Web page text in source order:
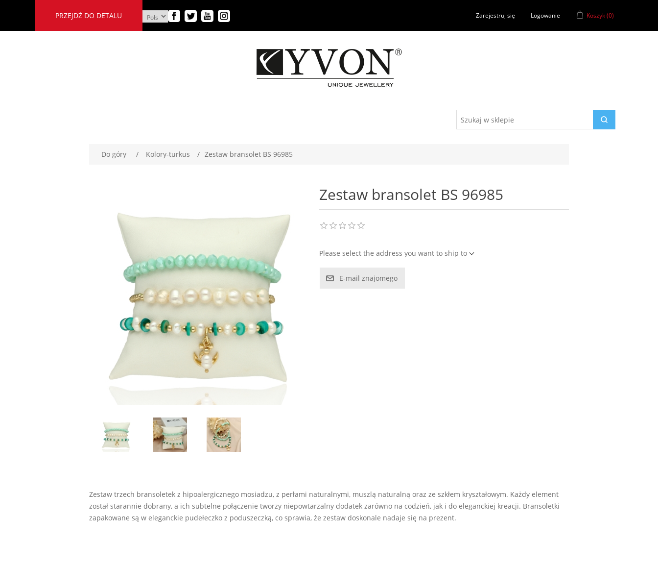
PRZEJDŹ DO DETALU Zarejestruj się Logowanie Koszyk(0)
Do góry / Kolory-turkus / Zestaw bransolet BS 96985
Zestaw bransolet BS 96985
Please select the address you want to ship to
E-mail znajomego
Zestaw trzech bransoletek z hipoalergicznego mosiadzu, z perłami naturalnymi, muszlą naturalną oraz ze szkłem kryształowym. Każdy element
został starannie dobrany, a ich subtelne połączenie tworzy niepowtarzalny dodatek zarówno na codzień, jak i do eleganckiej kreacji. Bransoletki
zapakowane są w eleganckie pudełeczko z poduszeczką, co sprawia, że zestaw doskonale nadaje się na prezent.